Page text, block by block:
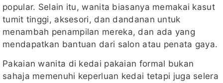
popular. Selain itu, wanita biasanya memakai kasut
tumit tinggi, aksesori, dan dandanan untuk
menambah penampilan mereka, dan ada yang
mendapatkan bantuan dari salon atau penata gaya.
Pakaian wanita di kedai pakaian formal bukan
sahaja memenuhi keperluan kedai tetapi juga selera